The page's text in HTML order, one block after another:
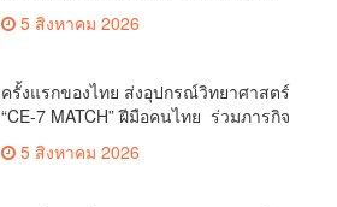
เอราวัณสู่มาตรฐานสากล
5 สิงหาคม 2026
ครั้งแรกของไทย ส่งอุปกรณ์วิทยาศาสตร์
“CE-7 MATCH” ฝีมือคนไทย ร่วมภารกิจ
5 สิงหาคม 2026